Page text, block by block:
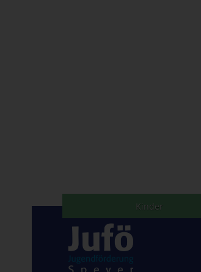
Kinder